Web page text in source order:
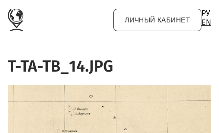
ЛИЧНЫЙ КАБИНЕТ
РУ
EN
T-TA-TB_14.JPG